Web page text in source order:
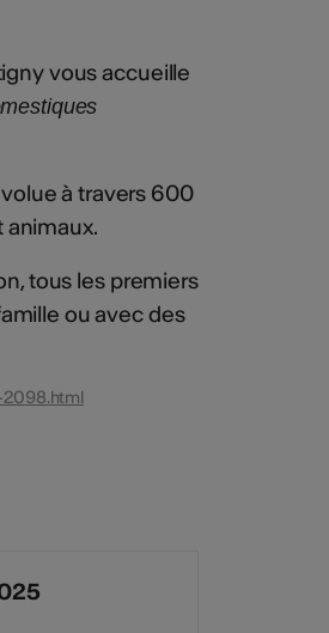
vous accueille
à travers 600
tous les premiers
ou avec des